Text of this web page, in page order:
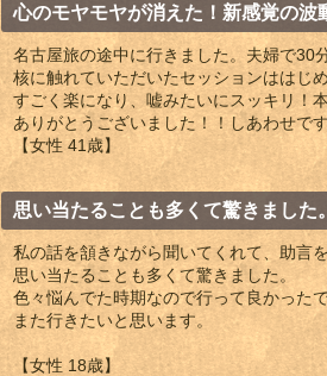
心のモヤモヤが消えた！新感覚の波
名古屋旅の途中に行きました。夫婦で30
核に触れていただいたセッションははじ
すごく楽になり、嘘みたいにスッキリ！
ありがとうございました！！しあわせです
【女性 41歳】
思い当たることも多くて驚きました。
私の話を頷きながら聞いてくれて、助言
思い当たることも多くて驚きました。
色々悩んでた時期なので行って良かったで
また行きたいと思います。
【女性 18歳】